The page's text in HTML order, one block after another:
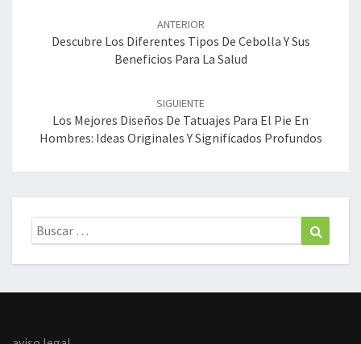
entradas
ANTERIOR
Descubre Los Diferentes Tipos De Cebolla Y Sus
Beneficios Para La Salud
SIGUIENTE
Los Mejores Diseños De Tatuajes Para El Pie En
Hombres: Ideas Originales Y Significados Profundos
Buscar: